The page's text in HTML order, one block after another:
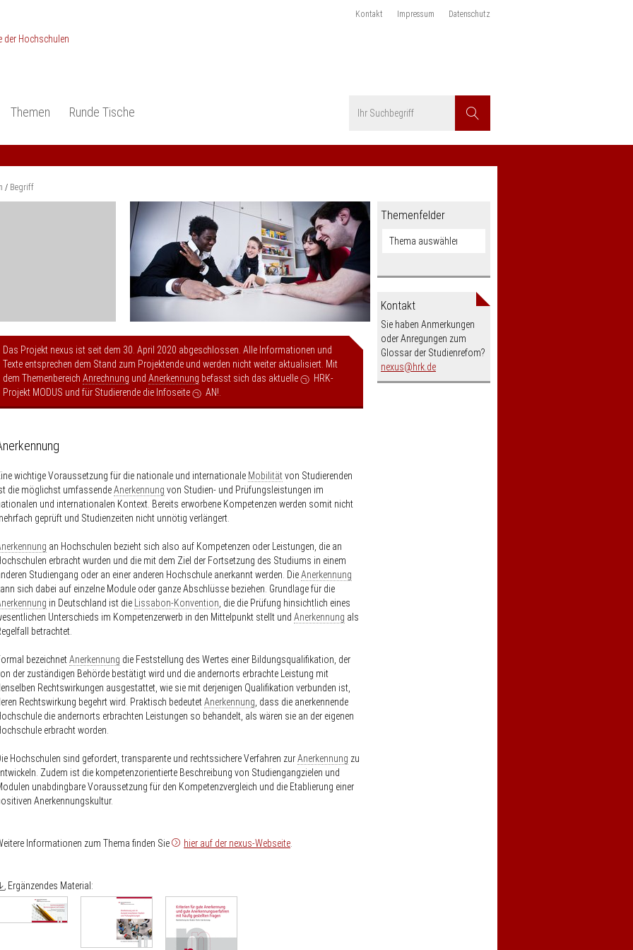
Kontakt Impressum Datenschutz
Suchen
Themen
Studieneingangsphase
Studienqualität
Praxisbezüge
Runde Tische
Anerkennung
wissenschaften
Begriff
Das Projekt nexus ist seit dem 30. April 2020 abgeschlossen. Alle Informationen und
Texte entsprechen dem Stand zum Projektende und werden nicht weiter aktualisiert. Mit
dem Themenbereich Anrechnung und Anerkennung befasst sich das aktuelle
HRK-
Projekt MODUS und für Studierende die Infoseite AN!
wichtige Voraussetzung für die nationale und internationale Mobilität von Studierenden
die möglichst umfassendeAnerkennung von Studien- und Prüfungsleistungen im
und internationalen Kontext. Bereits erworbene Kompetenzen werden somit nicht
geprüft und Studienzeiten nicht unnötig verlängert.
an Hochschulen bezieht sich also auf Kompetenzen oder Leistungen, die an
erbracht wurden und die mit dem Ziel der Fortsetzung des Studiums in einem
Studiengang oder an einer anderen Hochschule anerkannt werden. DieAnerkennung
sich dabei auf einzelne Module oder ganze Abschlüsse beziehen. Grundlage für die
in Deutschland ist die Lissabon-Konvention , die die Prüfung hinsichtlich eines
Unterschieds im Kompetenzerwerb in den Mittelpunkt stellt und Anerkennung als
betrachtet.
bezeichnetAnerkennung die Feststellung des Wertes einer Bildungsqualifikation, der
der zuständigen Behörde bestätigt wird und die andernorts erbrachte Leistung mit
Rechtswirkungen ausgestattet, wie sie mit derjenigen Qualifikation verbunden ist,
Rechtswirkung begehrt wird. Praktisch bedeutetAnerkennung , dass die anerkennende
die andernorts erbrachten Leistungen so behandelt, als wären sie an der eigenen
erbracht worden.
Hochschulen sind gefordert, transparente und rechtssichere Verfahren zurAnerkennung zu
Zudem ist die kompetenzorientierte Beschreibung von Studiengangzielen und
unabdingbare Voraussetzung für den Kompetenzvergleich und die Etablierung einer
Anerkennungskultur.
Informationen zum Thema finden Sie hier auf der nexus-Webseite
Ergänzendes Material:
Themenfelder
Kontakt
Sie haben Anmerkungen
oder Anregungen zum
Glossar der Studienrefom?
nexus
nospam-
hrk.de